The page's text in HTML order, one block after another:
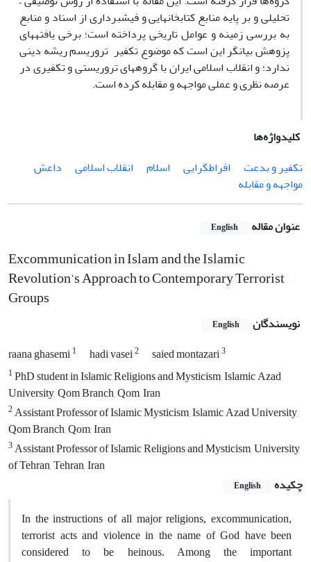
تحلیلی و بر پایه منابع کتابخانه­ایی و فیش­برداری از اسناد و منابع
به بررسی زمینه و عوامل تاریخی پرداخته است؛ برخی یافته‏­های
پزوهش بیانگر این است که موضوع تکفیر تروریسم ریشه دینی
ندارد؛ و انقلاب اسلامی ایران با گروه­های تروریستی و تکفیری در
عرصه نظری و عملی مواجهه و مقابله کرده است.
کلیدواژه‌ها
تکفیر و بدعت
افراط­گرایی اسلام انقلاب اسلامی
داعش
مواجهه و مقابله
عنوان مقاله English
Excommunication in Islam and the Islamic
Revolution’s Approach to Contemporary Terrorist
Groups
نویسندگان English
raana ghasemi1 hadi vasei2 saied montazari3
1PhD student in Islamic Religions and Mysticism, Islamic Azad
University, Qom Branch, Qom, Iran
2Assistant Professor of Islamic Mysticism, Islamic Azad University,
Qom Branch, Qom, Iran
3Assistant Professor of Islamic Religions and Mysticism, University
of Tehran, Tehran, Iran
چکیده
English
In the instructions of all major religions, excommunication,
terrorist acts and violence in the name of God have been
considered to be heinous. Among the important